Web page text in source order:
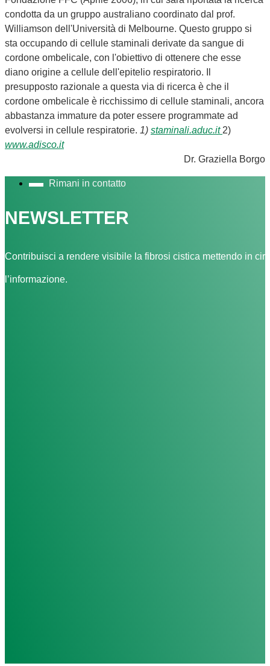
condotta da un gruppo australiano coordinato dal prof.
Williamson dell'Università di Melbourne. Questo gruppo si
sta occupando di cellule staminali derivate da sangue di
cordone ombelicale, con l'obiettivo di ottenere che esse
diano origine a cellule dell'epitelio respiratorio. Il
presupposto razionale a questa via di ricerca è che il
cordone ombelicale è ricchissimo di cellule staminali, ancora
abbastanza immature da poter essere programmate ad
evolversi in cellule respiratorie. 1) staminali.aduc.it 2)
www.adisco.it
Dr. Graziella Borgo
Rimani in contatto
NEWSLETTER
Contribuisci a rendere visibile la fibrosi cistica mettendo in
l’informazione.